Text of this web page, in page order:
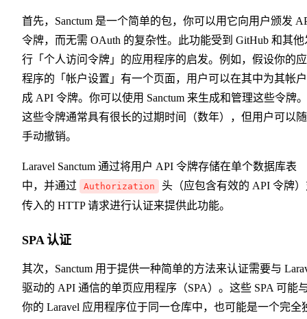
首先，Sanctum 是一个简单的包，你可以用它向用户颁发
令牌，而无需 OAuth 的复杂性。此功能受到 GitHub 和其他
行「个人访问令牌」的应用程序的启发。例如，假设你的
程序的「帐户设置」有一个页面，用户可以在其中为其帐
成 API 令牌。你可以使用 Sanctum 来生成和管理这些令牌。
这些令牌通常具有很长的过期时间（数年），但用户可以
手动撤销。
Laravel Sanctum 通过将用户 API 令牌存储在单个数据库表
中，并通过
Authorization
头（应包含有效的 API 令牌
传入的 HTTP 请求进行认证来提供此功能。
SPA 认证
其次，Sanctum 用于提供一种简单的方法来认证需要与
驱动的 API 通信的单页应用程序（SPA）。这些 SPA 可能
你的 Laravel 应用程序位于同一仓库中，也可能是一个完全